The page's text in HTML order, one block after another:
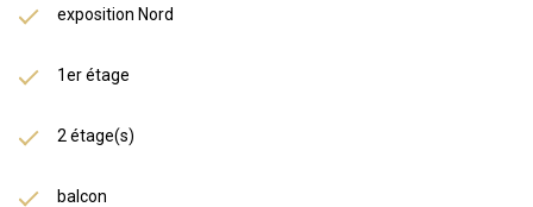
exposition Nord
1er étage
2 étage(s)
balcon